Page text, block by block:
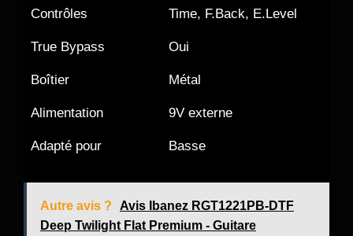
Contrôles Time, F.Back, E.Level
True Bypass Oui
Boîtier Métal
Alimentation 9V externe
Adapté pour Basse
Autre avis ?
Avis Ibanez RGT1221PB-DTF
Deep Twilight Flat Premium - Guitare